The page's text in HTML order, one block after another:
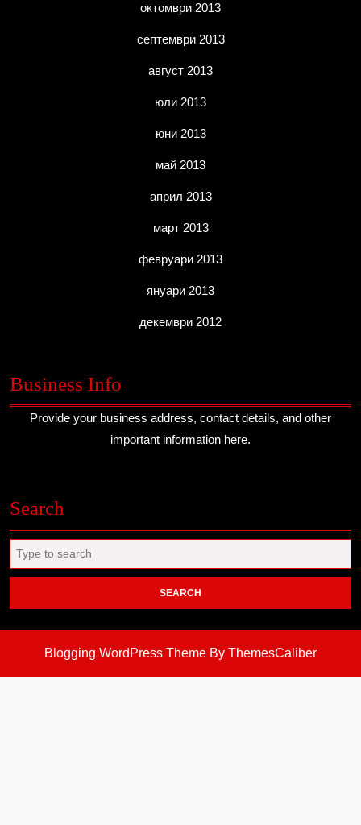
октомври 2013
септември 2013
август 2013
юли 2013
юни 2013
май 2013
април 2013
март 2013
февруари 2013
януари 2013
декември 2012
Business Info
Provide your business address, contact details, and other
important information here.
Search
for:
Blogging WordPress Theme By ThemesCaliber